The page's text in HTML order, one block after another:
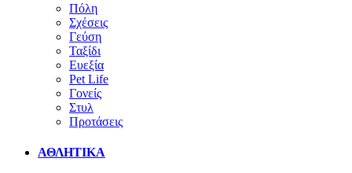
Πόλη
Σχέσεις
Γεύση
Ταξίδι
Ευεξία
Pet Life
Γονείς
Στυλ
Προτάσεις
ΑΘΛΗΤΙΚΑ